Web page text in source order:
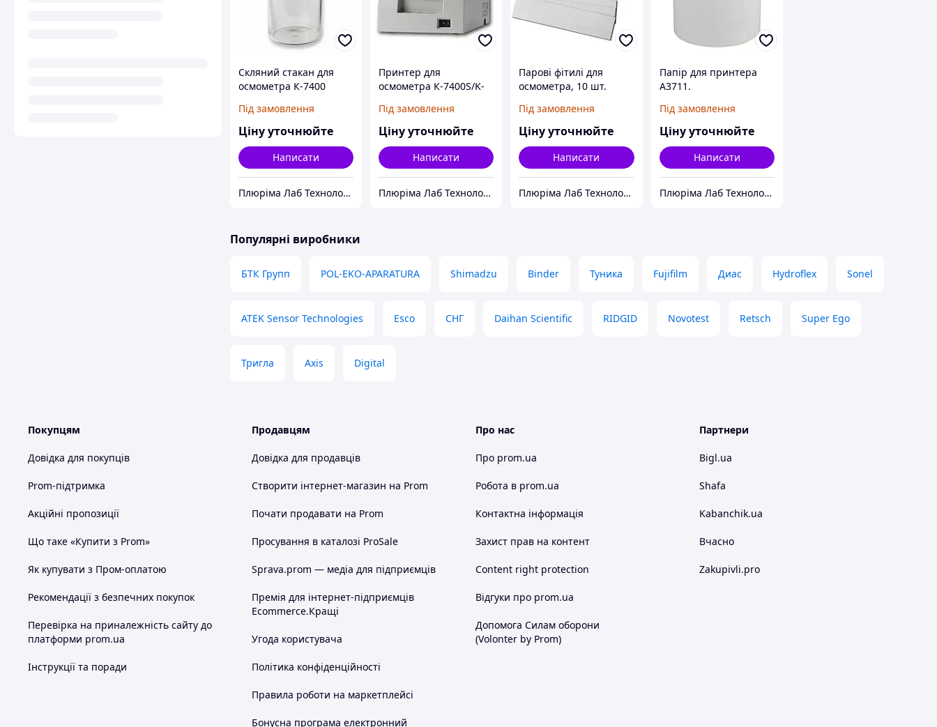
Скляний стакан для
осмометра К-7400
Під замовлення
Ціну уточнюйте
Написати
Плюріма Лаб Технолоджис
Принтер для
осмометра К-7400S/K-
папером
Під замовлення
Ціну уточнюйте
Написати
Плюріма Лаб Технолоджис
Парові фітилі для
осмометра, 10 шт.
Під замовлення
Ціну уточнюйте
Написати
Плюріма Лаб Технолоджис
Папір для принтера
A3711.
Під замовлення
Ціну уточнюйте
Написати
Плюріма Лаб Технолоджис
Популярні виробники
БТК Групп POL-EKO-APARATURA Shimadzu Binder Туника Fujifilm Диас Hydroflex Sonel
ATEK Sensor Technologies Esco СНГ Daihan Scientific RIDGID Novotest Retsch Super Ego
Тригла Axis Digital
Покупцям
Довідка для покупців
Prom-підтримка
Акційні пропозиції
Що таке «Купити з Prom»
Як купувати з Пром-оплатою
Рекомендації з безпечних покупок
Перевірка на приналежність сайту до
платформи prom.ua
Інструкції та поради
Продавцям
Довідка для продавців
Створити інтернет-магазин на Prom
Почати продавати на Prom
Просування в каталозі ProSale
Sprava.prom — медіа для підприємців
Премія для інтернет-підприємців
Ecommerce.Кращі
Угода користувача
Політика конфіденційності
Правила роботи на маркетплейсі
Бонусна програма електронний
Про нас
Про prom.ua
Робота в prom.ua
Контактна інформація
Захист прав на контент
Content right protection
Відгуки про prom.ua
Допомога Силам оборони
(Volonter by Prom)
Партнери
Bigl.ua
Shafa
Kabanchik.ua
Вчасно
Zakupivli.pro